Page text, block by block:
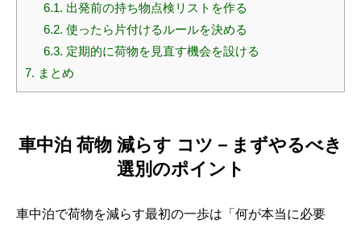
6.1. 出発前の持ち物点検リストを作る
6.2. 使ったら片付けるルールを決める
6.3. 定期的に荷物を見直す機会を設ける
7. まとめ
車中泊 荷物 減らす コツ－まずやるべき
選別のポイント
車中泊で荷物を減らす最初の一歩は「何が本当に必要